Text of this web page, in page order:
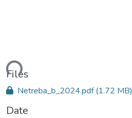
Files
Netreba_b_2024.pdf(1.72 MB)
Date